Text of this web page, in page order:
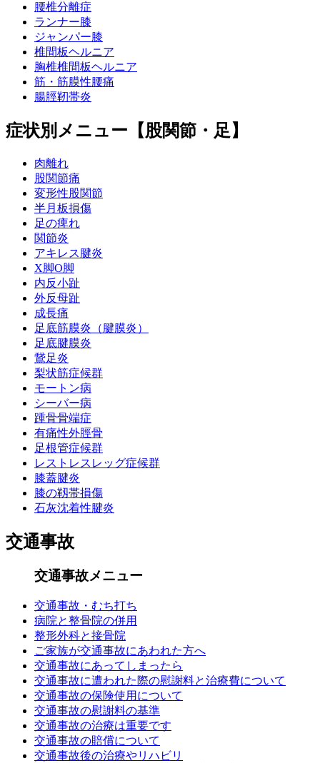
腰椎分離症
ランナー膝
ジャンパー膝
椎間板ヘルニア
胸椎椎間板ヘルニア
筋・筋膜性腰痛
腸脛靭帯炎
症状別メニュー【股関節・足】
肉離れ
股関節痛
変形性股関節
半月板損傷
足の痺れ
関節炎
アキレス腱炎
X脚O脚
内反小趾
外反母趾
成長痛
足底筋膜炎（腱膜炎）
足底腱膜炎
鵞足炎
梨状筋症候群
モートン病
シーバー病
踵骨骨端症
有痛性外脛骨
足根管症候群
レストレスレッグ症候群
膝蓋腱炎
膝の靱帯損傷
石灰沈着性腱炎
交通事故
交通事故メニュー
交通事故・むち打ち
病院と整骨院の併用
整形外科と接骨院
ご家族が交通事故にあわれた方へ
交通事故にあってしまったら
交通事故に遭われた際の慰謝料と治療費について
交通事故の保険使用について
交通事故の慰謝料の基準
交通事故の治療は重要です
交通事故の賠償について
交通事故後の治療やリハビリ